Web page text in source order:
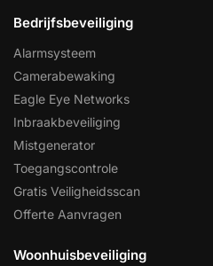
Bedrijfsbeveiliging
Alarmsysteem
Camerabewaking
Eagle Eye Networks
Inbraakbeveiliging
Mistgenerator
Toegangscontrole
Gratis Veiligheidsscan
Offerte Aanvragen
Woonhuisbeveiliging